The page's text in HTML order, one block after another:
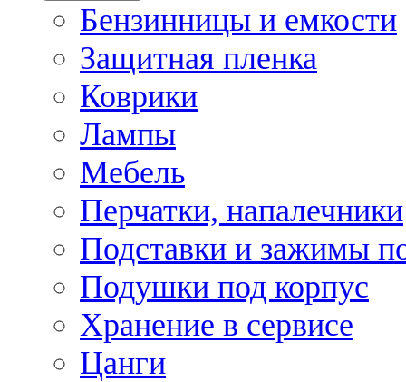
Бензинницы и емкости
Защитная пленка
Коврики
Лампы
Мебель
Перчатки, напалечники
Подставки и зажимы
Подушки под корпус
Хранение в сервисе
Цанги